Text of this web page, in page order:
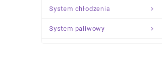
System chłodzenia
System paliwowy